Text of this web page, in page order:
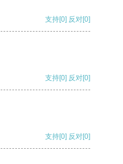
支持[0] 反对[0]
支持[0] 反对[0]
支持[0] 反对[0]